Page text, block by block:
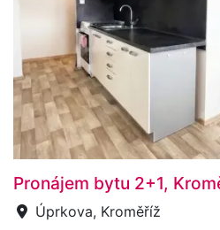
Pronájem bytu 2+1,
Úprkova, Kroměříž